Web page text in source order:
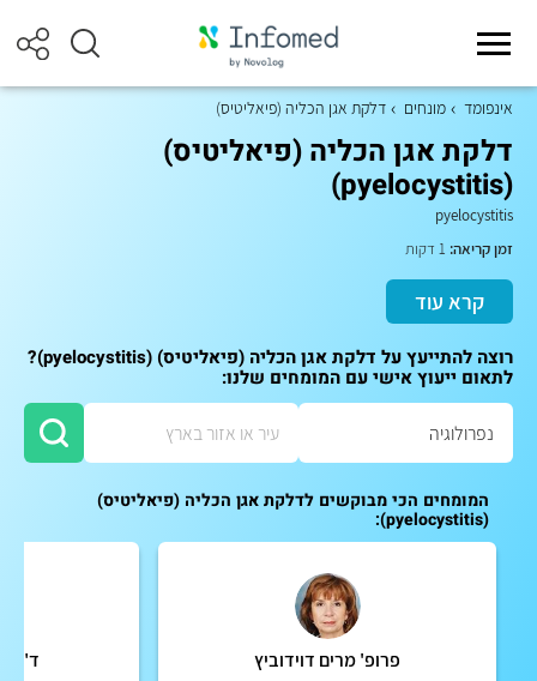
אינפומד מונחים דלקת אגן הכליה (פיאליטיס)
דלקת אגן הכליה (פיאליטיס)
(pyelocystitis)
pyelocystitis
זמן קריאה:
קרא עוד
רוצה להתייעץ על דלקת אגן הכליה (פיאליטיס) (pyelocystitis)?
לתאום ייעוץ אישי עם המומחים שלנו:
המומחים הכי מבוקשים לדלקת אגן הכליה (פיאליטיס)
(pyelocystitis):
פרופ' מרים דוידוביץ ד"ר